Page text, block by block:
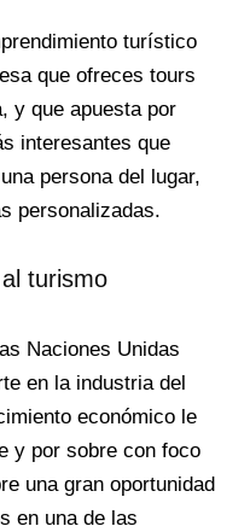
turístico
que ofreces tours
y que apuesta por
interesantes que
persona del lugar,
personalizadas.
turismo
Naciones Unidas
en la industria del
económico le
y por sobre con foco
una gran oportunidad
en una de las